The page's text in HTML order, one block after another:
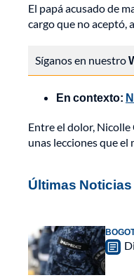
El papá acusado de
cargo que no aceptó,
Síganos en nuestro
En contexto:
Entre el dolor, Nicolle
unas lecciones que
Últimas Noticias